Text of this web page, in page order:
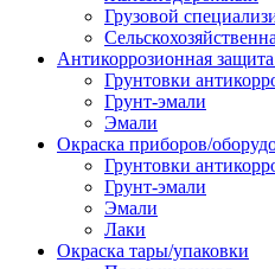
Грузовой
Антикоррозионная
Грунтовки
Грунт-эмали
Эмали
Окраска приборов/
Грунтовки
Грунт-эмали
Эмали
Лаки
Окраска тары/упаковки